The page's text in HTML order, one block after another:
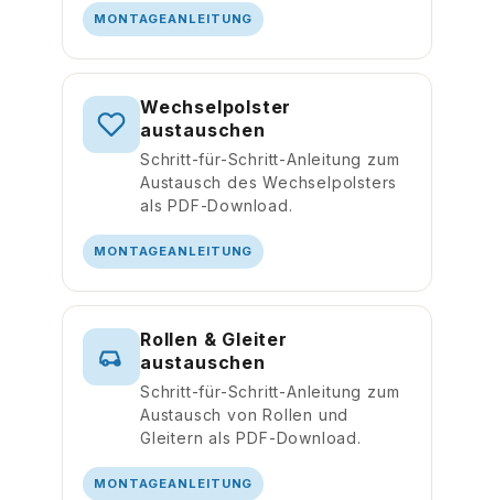
MONTAGEANLEITUNG
Wechselpolster
austauschen
Schritt-für-Schritt-Anleitung zum
Austausch des Wechselpolsters
als PDF-Download.
MONTAGEANLEITUNG
Rollen & Gleiter
austauschen
Schritt-für-Schritt-Anleitung zum
Austausch von Rollen und
Gleitern als PDF-Download.
MONTAGEANLEITUNG